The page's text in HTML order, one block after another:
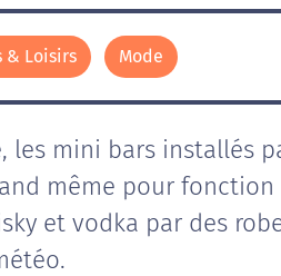
& Loisirs Mode
les mini bars installés
même pour
et vodka par des